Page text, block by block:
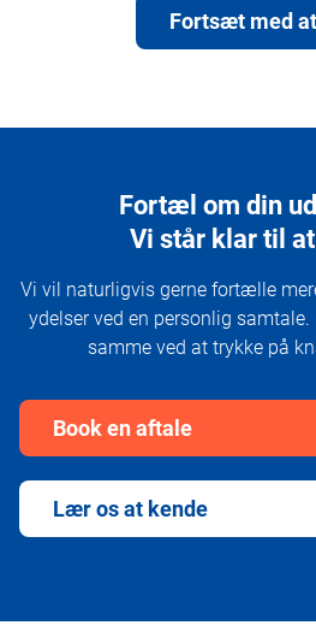
Fortsæt med
Fortæl om din
Vi står klar til
Vi vil naturligvis gerne fortælle
ydelser ved en personlig
samme ved at trykke på
Book en aftale
Lær os at kende